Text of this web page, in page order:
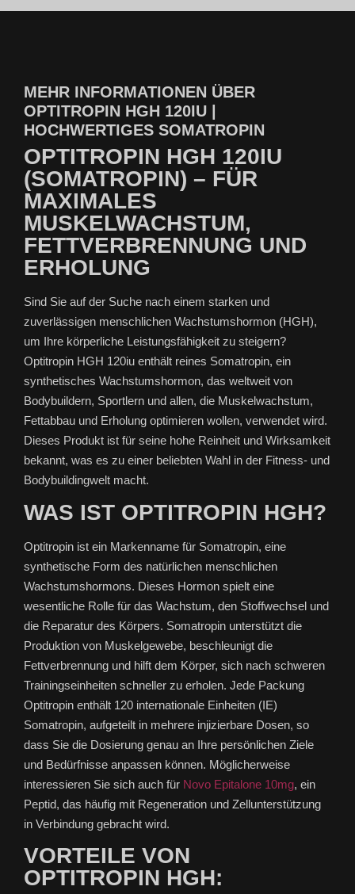
MEHR INFORMATIONEN ÜBER
OPTITROPIN HGH 120IU |
HOCHWERTIGES SOMATROPIN
OPTITROPIN HGH 120IU
(SOMATROPIN) – FÜR
MAXIMALES
MUSKELWACHSTUM,
FETTVERBRENNUNG UND
ERHOLUNG
Sind Sie auf der Suche nach einem starken und
zuverlässigen menschlichen Wachstumshormon (HGH),
um Ihre körperliche Leistungsfähigkeit zu steigern?
Optitropin HGH 120iu enthält reines Somatropin, ein
synthetisches Wachstumshormon, das weltweit von
Bodybuildern, Sportlern und allen, die Muskelwachstum,
Fettabbau und Erholung optimieren wollen, verwendet wird.
Dieses Produkt ist für seine hohe Reinheit und Wirksamkeit
bekannt, was es zu einer beliebten Wahl in der Fitness- und
Bodybuildingwelt macht.
WAS IST OPTITROPIN HGH?
Optitropin ist ein Markenname für Somatropin, eine
synthetische Form des natürlichen menschlichen
Wachstumshormons. Dieses Hormon spielt eine
wesentliche Rolle für das Wachstum, den Stoffwechsel und
die Reparatur des Körpers. Somatropin unterstützt die
Produktion von Muskelgewebe, beschleunigt die
Fettverbrennung und hilft dem Körper, sich nach schweren
Trainingseinheiten schneller zu erholen. Jede Packung
Optitropin enthält 120 internationale Einheiten (IE)
Somatropin, aufgeteilt in mehrere injizierbare Dosen, so
dass Sie die Dosierung genau an Ihre persönlichen Ziele
und Bedürfnisse anpassen können. Möglicherweise
interessieren Sie sich auch für Novo Epitalone 10mg, ein
Peptid, das häufig mit Regeneration und Zellunterstützung
in Verbindung gebracht wird.
VORTEILE VON
OPTITROPIN HGH: